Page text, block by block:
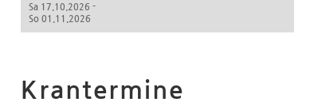
Sa 17.10.2026 -
So 01.11.2026
Krantermine